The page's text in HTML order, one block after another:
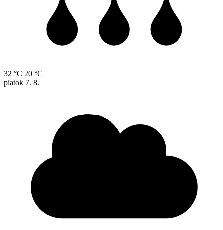
32 °C 20 °C
piatok 7. 8.